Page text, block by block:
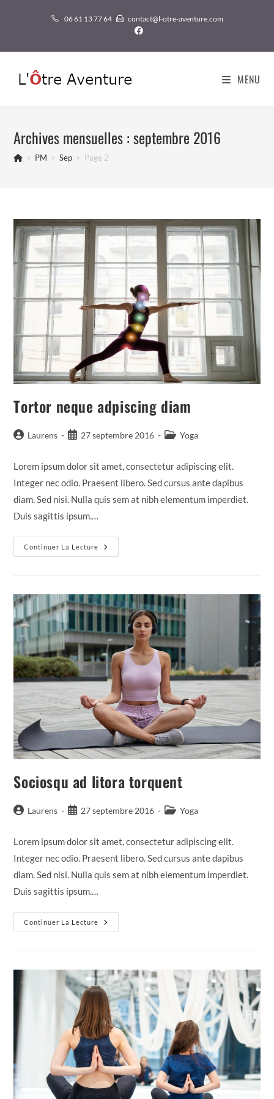
06 61 13 77 64‬ contact@l-otre-aventure.com
MENU
Archives mensuelles : septembre 2016
> PM > Sep > Page 2
Tortor neque adpiscing diam
Auteur/autrice
publication :
Laurens
Publication
27 septembre 2016
PostYoga
Lorem ipsum dolor sit amet, consectetur adipiscing elit.
Integer nec odio. Praesent libero. Sed cursus ante dapibus
diam. Sed nisi. Nulla quis sem at nibh elementum imperdiet.
Duis sagittis ipsum.…
Continuer La Lecture
Tortor
Neque
Sociosqu ad litora torquent
Auteur/autrice
publication :
Laurens
Publication
27 septembre 2016
PostYoga
Lorem ipsum dolor sit amet, consectetur adipiscing elit.
Integer nec odio. Praesent libero. Sed cursus ante dapibus
diam. Sed nisi. Nulla quis sem at nibh elementum imperdiet.
Duis sagittis ipsum.…
Continuer La Lecture
Sociosqu
Ad